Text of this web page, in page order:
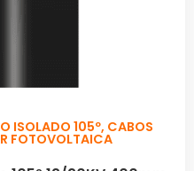
ISOLADO 105º, CABOS
FOTOVOLTAICA